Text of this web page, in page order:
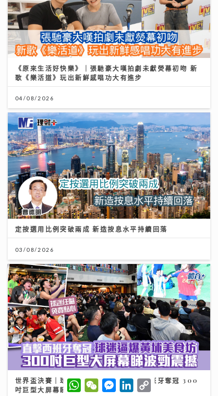
《原來生活好快樂》｜張馳豪大嘆拍劇未獻熒幕初吻 新
歌《樂活道》玩出新鮮感唱功大有進步
04/08/2026
定按選用比例突破兩成 新造按息水平持續回落
03/08/2026
世界盃決賽｜球迷逼爆黃埔美食坊直擊西班牙奪冠 300
吋巨型大屏幕睇入球勁震撼
W
h
W
e
M
e
L
C